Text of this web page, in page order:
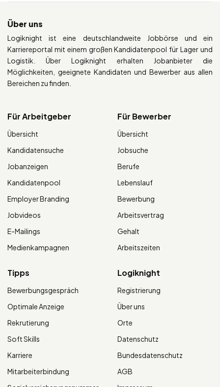
Über uns
Logiknight ist eine deutschlandweite Jobbörse und ein
Karriereportal mit einem großen Kandidatenpool für Lager und
Logistik. Über Logiknight erhalten Jobanbieter die
Möglichkeiten, geeignete Kandidaten und Bewerber aus allen
Bereichen zu finden.
Für Arbeitgeber
Übersicht
Kandidatensuche
Jobanzeigen
Kandidatenpool
Employer Branding
Jobvideos
E-Mailings
Medienkampagnen
Für Bewerber
Übersicht
Jobsuche
Berufe
Lebenslauf
Bewerbung
Arbeitsvertrag
Gehalt
Arbeitszeiten
Tipps
Bewerbungsgespräch
Optimale Anzeige
Rekrutierung
Soft Skills
Karriere
Mitarbeiterbindung
Logiknight
Registrierung
Über uns
Orte
Datenschutz
Bundesdatenschutz
AGB